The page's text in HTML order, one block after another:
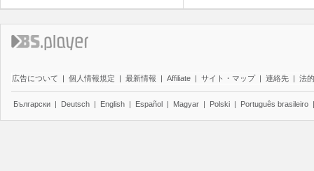
広告について | 個人情報規定 | 最新情報 | Affiliate | サイト・マップ | 連絡先 | 法
Български | Deutsch | English | Español | Magyar | Polski | Português brasileiro